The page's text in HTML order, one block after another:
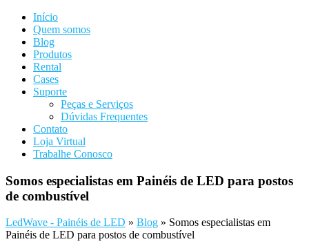
Início
Quem somos
Blog
Produtos
Rental
Cases
Suporte
Peças e Serviços
Dúvidas Frequentes
Contato
Loja Virtual
Trabalhe Conosco
Somos especialistas em Painéis de LED para postos
de combustível
LedWave - Painéis de LED » Blog » Somos especialistas em
Painéis de LED para postos de combustível